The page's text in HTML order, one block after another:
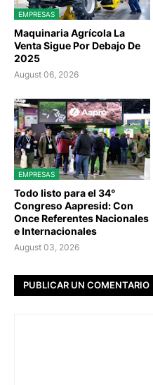
EMPRESAS
Maquinaria Agrícola La
Venta Sigue Por Debajo De
2025
August 06, 2026
EMPRESAS
Todo listo para el 34°
Congreso Aapresid: Con
Once Referentes Nacionales
e Internacionales
August 03, 2026
PUBLICAR UN COMENTARIO